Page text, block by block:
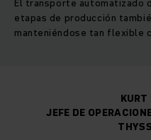
El transporte automatizado
etapas de producción
manteniéndose tan flexible
KURT
JEFE DE